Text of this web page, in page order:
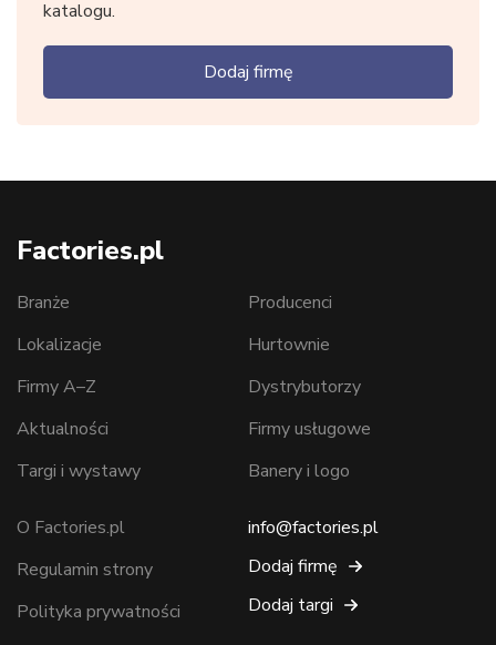
katalogu.
Dodaj firmę
Factories.pl
Branże
Lokalizacje
Firmy A–Z
Aktualności
Targi i wystawy
Producenci
Hurtownie
Dystrybutorzy
Firmy usługowe
Banery i logo
O Factories.pl
Regulamin strony
Polityka prywatności
info@factories.pl
Dodaj firmę
Dodaj targi